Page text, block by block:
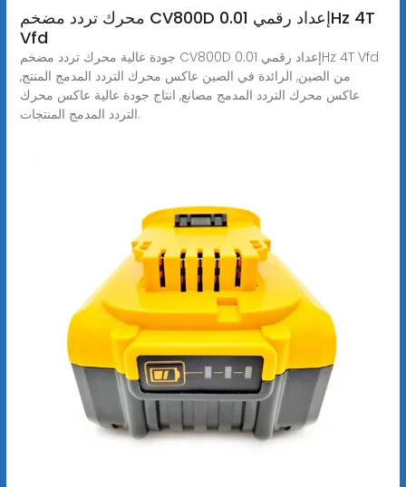
محرك تردد مضخم CV800D إعداد رقمي 0.01Hz 4T
Vfd
جودة عالية محرك تردد مضخم CV800D إعداد رقمي 0.01Hz 4T Vfd
من الصين, الرائدة في الصين عاكس محرك التردد المدمج المنتج,
عاكس محرك التردد المدمج مصانع, انتاج جودة عالية عاكس محرك
التردد المدمج المنتجات.